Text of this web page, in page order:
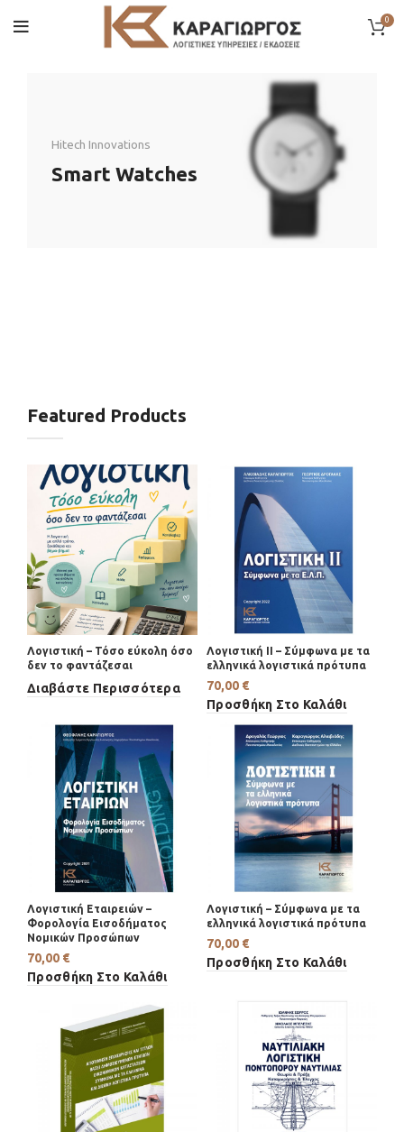
0
Hitech Innovations
Smart Watches
Featured Products
Λογιστική – Τόσο εύκολη όσο
δεν το φαντάζεσαι
Διαβάστε Περισσότερα
Λογιστική II – Σύμφωνα με τα
ελληνικά λογιστικά πρότυπα
70,00 €
Προσθήκη Στο Καλάθι
Λογιστική Εταιρειών –
Φορολογία Εισοδήματος
Νομικών Προσώπων
70,00 €
Προσθήκη Στο Καλάθι
Λογιστική – Σύμφωνα με τα
ελληνικά λογιστικά πρότυπα
70,00 €
Προσθήκη Στο Καλάθι